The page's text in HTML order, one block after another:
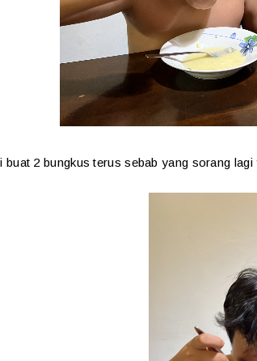
buat 2 bungkus terus sebab yang sorang